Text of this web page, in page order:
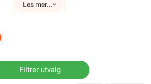
essensiell sikkerhetsenhet som kan
overoppheting. Den består vanligvis
temperaturendringer, og en
Les mer...
Filtrer utvalg